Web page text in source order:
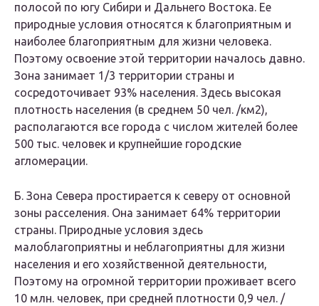
полосой по югу Сибири и Дальнего Востока. Ее
природные условия относятся к благоприятным и
наиболее благоприятным для жизни человека.
Поэтому освоение этой территории началось давно.
Зона занимает 1/3 территории страны и
сосредоточивает 93% населения. Здесь высокая
плотность населения (в среднем 50 чел. /км2),
располагаются все города с числом жителей более
500 тыс. человек и крупнейшие городские
агломерации.
Б. Зона Севера простирается к северу от основной
зоны расселения. Она занимает 64% территории
страны. Природные условия здесь
малоблагоприятны и неблагоприятны для жизни
населения и его хозяйственной деятельности,
Поэтому на огромной территории проживает всего
10 млн. человек, при средней плотности 0,9 чел. /